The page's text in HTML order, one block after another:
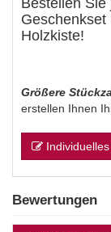
Bestellen
Geschenkset
Holzkiste!
Größere
erstellen Ihnen
Bewertungen